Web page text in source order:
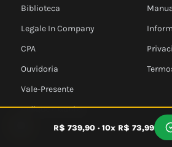
R$ 739,90 · 10x R$ 73,99
Biblioteca
Legale In Company
CPA
Ouvidoria
Vale-Presente
Indique e Ganhe